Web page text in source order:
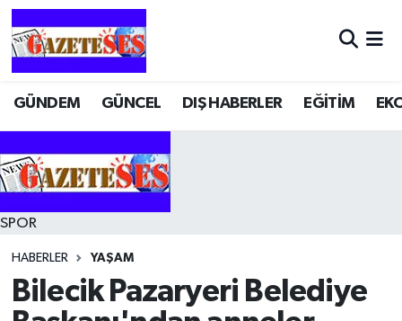
GÜNDEM GÜNCEL DIŞ HABERLER EĞİTİM
SPOR
HABERLER YAŞAM
Bilecik Pazaryeri Belediye